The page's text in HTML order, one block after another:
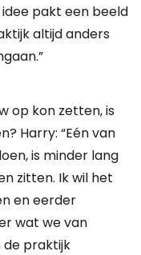
pakt een beeld
altijd anders
op kon zetten, is
Harry: “Eén van
is minder lang
zitten. Ik wil het
en eerder
wat we van
de praktijk